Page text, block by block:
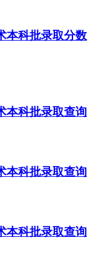
本科批录取分数
本科批录取查询
本科批录取查询
本科批录取查询